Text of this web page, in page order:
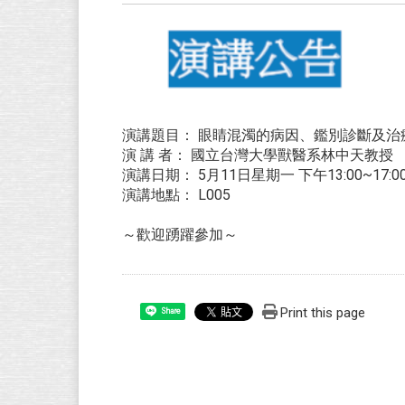
演講題目： 眼睛混濁的病因、鑑別診斷及治
演 講 者： 國立台灣大學獸醫系林中天教授
演講日期： 5月11日星期一 下午
演講地點： L005
～歡迎踴躍參加～
Share Print this page